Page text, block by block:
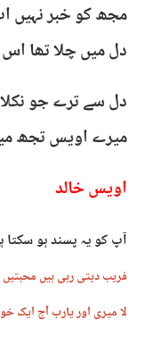
مجھ کو خبر نہیں
دل میں چلا تھا
دل سے ترے جو
میرے اویس تجھ
اویس خالد
آپ کو یہ پسند ہو سکتا
فریب دیتی رہی ہیں محبتیں
لا میری اور یارب آج ایک